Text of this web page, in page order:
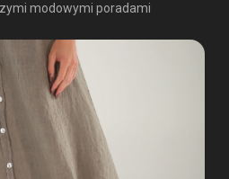
modowymi poradami